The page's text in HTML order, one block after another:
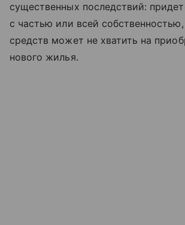
существенных последствий:
с частью или всей
средств может не хватить на
нового жилья.